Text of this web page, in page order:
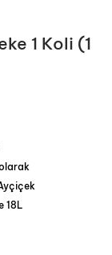
1 Koli (1
18L